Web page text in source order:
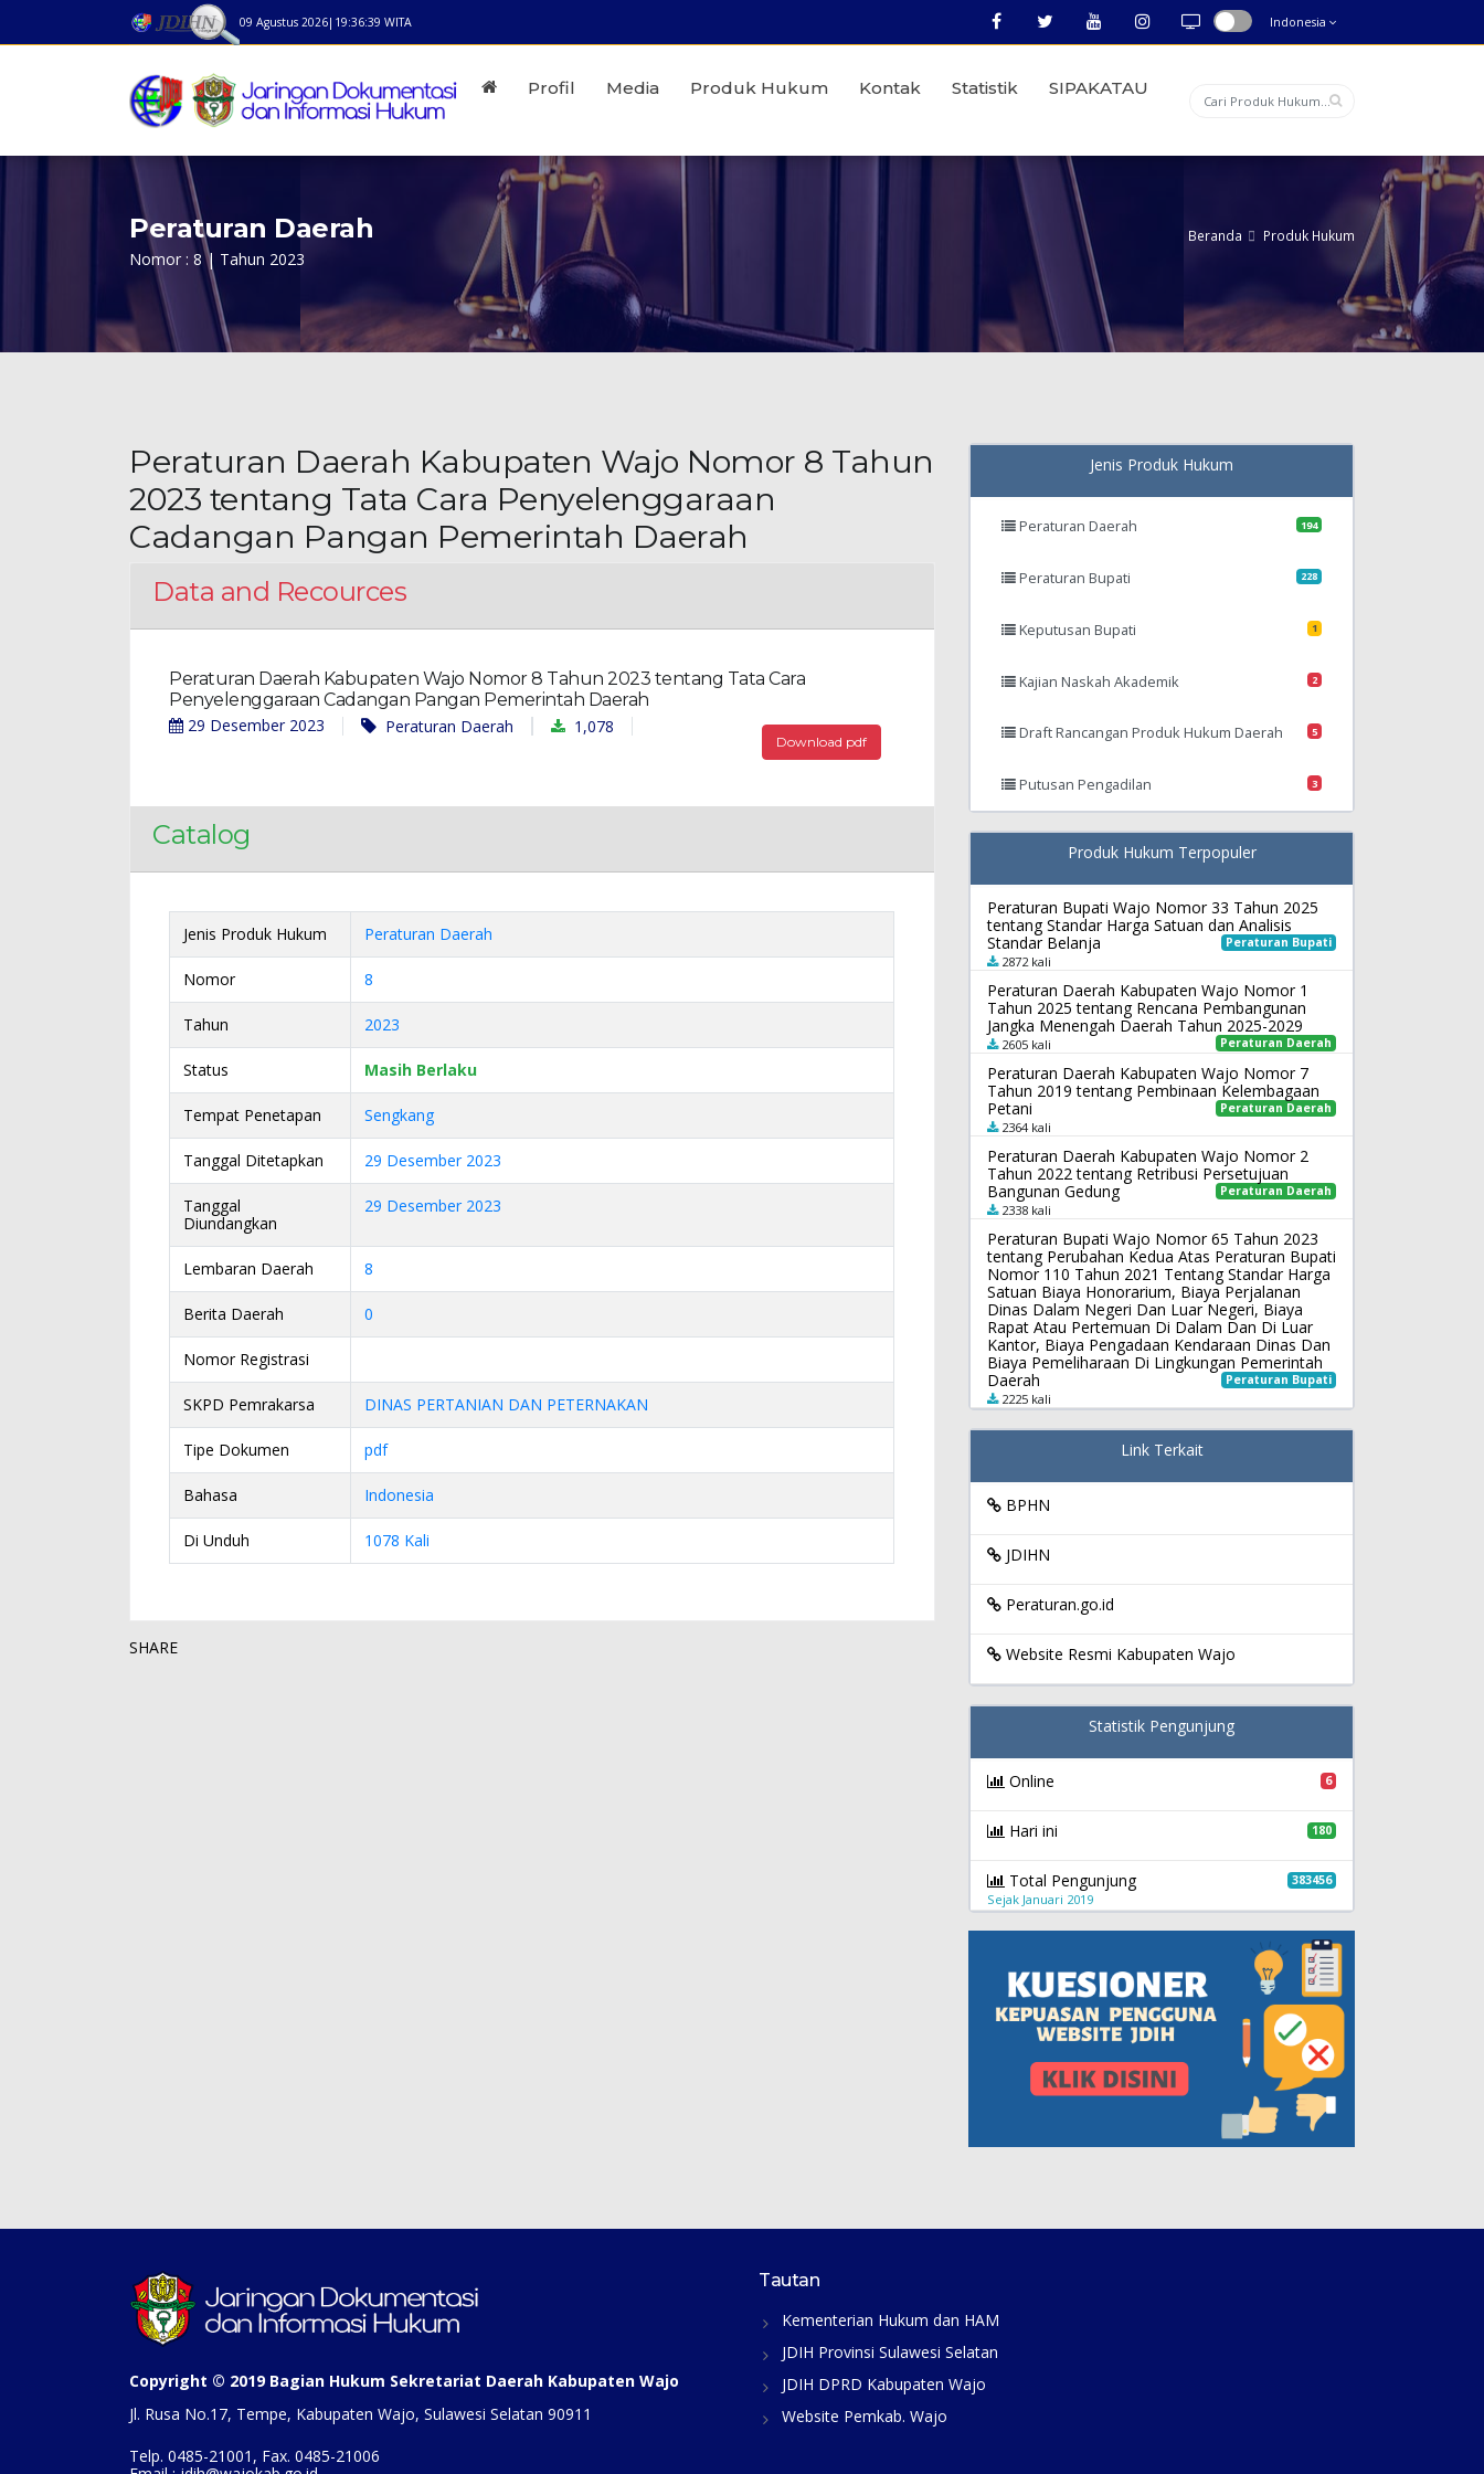
09 Agustus 2026| 19:36:39 WITA Indonesia
Profil Media Produk Hukum Kontak Statistik SIPAKATAU
Peraturan Daerah
Nomor : 8 | Tahun 2023
Beranda Produk Hukum
Peraturan Daerah Kabupaten Wajo Nomor 8 Tahun
2023 tentang Tata Cara Penyelenggaraan
Cadangan Pangan Pemerintah Daerah
Data and Recources
Peraturan Daerah Kabupaten Wajo Nomor 8 Tahun 2023 tentang Tata Cara
Penyelenggaraan Cadangan Pangan Pemerintah Daerah
Download pdf
29 Desember 2023 Peraturan Daerah 1,078
Catalog
Jenis Produk Hukum Peraturan Daerah
Nomor 8
Tahun 2023
Status Masih Berlaku
Tempat Penetapan Sengkang
Tanggal Ditetapkan 29 Desember 2023
Tanggal
Diundangkan
29 Desember 2023
Lembaran Daerah 8
Berita Daerah 0
Nomor Registrasi
SKPD Pemrakarsa DINAS PERTANIAN DAN PETERNAKAN
Tipe Dokumen pdf
Bahasa Indonesia
Di Unduh 1078 Kali
SHARE
Jenis Produk Hukum
Peraturan Daerah 194
Peraturan Bupati 228
Keputusan Bupati 1
Kajian Naskah Akademik 2
Draft Rancangan Produk Hukum Daerah 5
Putusan Pengadilan 3
Produk Hukum Terpopuler
Peraturan Bupati Wajo Nomor 33 Tahun 2025
tentang Standar Harga Satuan dan Analisis
Standar Belanja
Peraturan Bupati
2872 kali
Peraturan Daerah Kabupaten Wajo Nomor 1
Tahun 2025 tentang Rencana Pembangunan
Jangka Menengah Daerah Tahun 2025-2029
Peraturan Daerah
2605 kali
Peraturan Daerah Kabupaten Wajo Nomor 7
Tahun 2019 tentang Pembinaan Kelembagaan
Petani
Peraturan Daerah
2364 kali
Peraturan Daerah Kabupaten Wajo Nomor 2
Tahun 2022 tentang Retribusi Persetujuan
Bangunan Gedung
Peraturan Daerah
2338 kali
Peraturan Bupati Wajo Nomor 65 Tahun 2023
tentang Perubahan Kedua Atas Peraturan Bupati
Nomor 110 Tahun 2021 Tentang Standar Harga
Satuan Biaya Honorarium, Biaya Perjalanan
Dinas Dalam Negeri Dan Luar Negeri, Biaya
Rapat Atau Pertemuan Di Dalam Dan Di Luar
Kantor, Biaya Pengadaan Kendaraan Dinas Dan
Biaya Pemeliharaan Di Lingkungan Pemerintah
Daerah
Peraturan Bupati
2225 kali
Link Terkait
BPHN
JDIHN
Peraturan.go.id
Website Resmi Kabupaten Wajo
Statistik Pengunjung
Online 6
Hari ini 180
Total Pengunjung 383456
Sejak Januari 2019
Copyright © 2019 Bagian Hukum Sekretariat Daerah Kabupaten Wajo
Jl. Rusa No.17, Tempe, Kabupaten Wajo, Sulawesi Selatan 90911
Telp. 0485-21001, Fax. 0485-21006
Tautan
Kementerian Hukum dan HAM
JDIH Provinsi Sulawesi Selatan
JDIH DPRD Kabupaten Wajo
Website Pemkab. Wajo